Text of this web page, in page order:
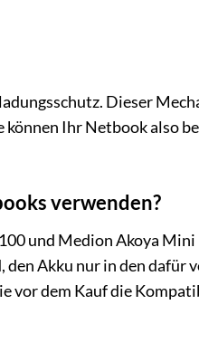
Dieser
können Ihr Netbook also
verwenden?
und Medion Akoya
Akku nur in den dafür
vor dem Kauf die